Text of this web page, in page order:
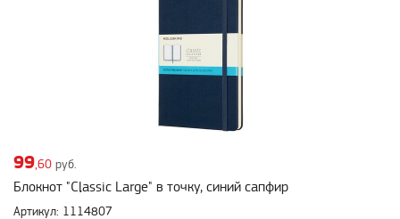
99 ,60 руб.
Блокнот "Classic Large" в точку, синий сапфир
Артикул: 1114807